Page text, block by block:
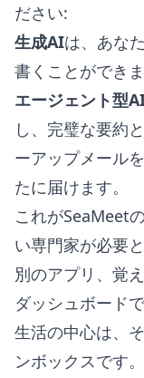
ださい:
生成AIは、あな
書くことができま
エージェント型
し、完璧な要約
ーアップメール
たに届けます。
これがSeaMeet
い専門家が必要
別のアプリ、覚
ダッシュボード
生活の中心は、
ンボックスです。